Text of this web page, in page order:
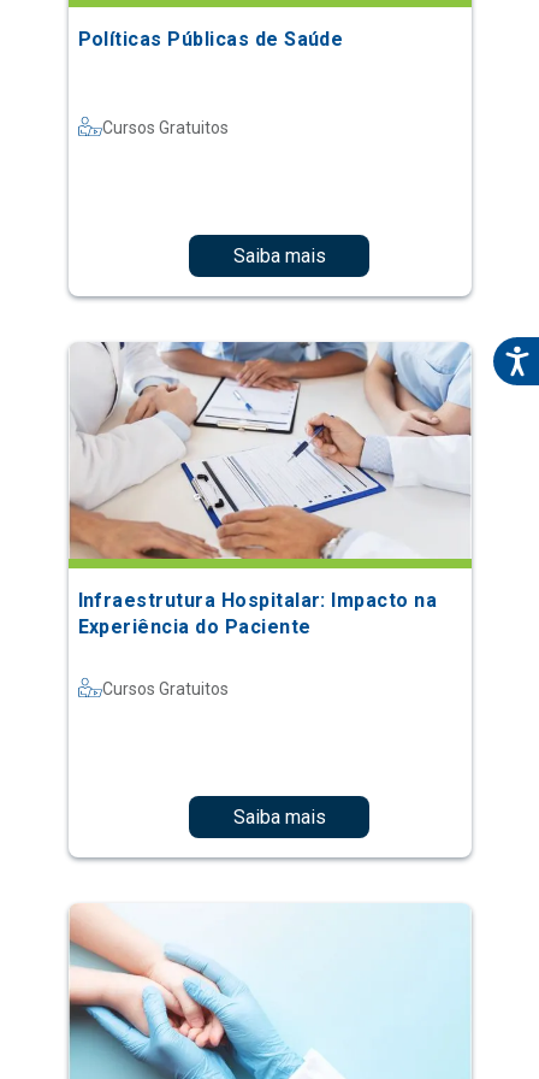
Políticas Públicas de Saúde
Cursos Gratuitos
Saiba mais
Infraestrutura Hospitalar: Impacto na
Experiência do Paciente
Cursos Gratuitos
Saiba mais